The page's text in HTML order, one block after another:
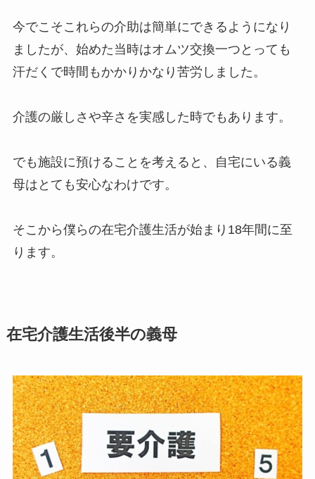
今でこそこれらの介助は簡単にできるようになり
ましたが、始めた当時はオムツ交換一つとっても
汗だくで時間もかかりかなり苦労しました。
介護の厳しさや辛さを実感した時でもあります。
でも施設に預けることを考えると、自宅にいる義
母はとても安心なわけです。
そこから僕らの在宅介護生活が始まり18年間に至
ります。
在宅介護生活後半の義母